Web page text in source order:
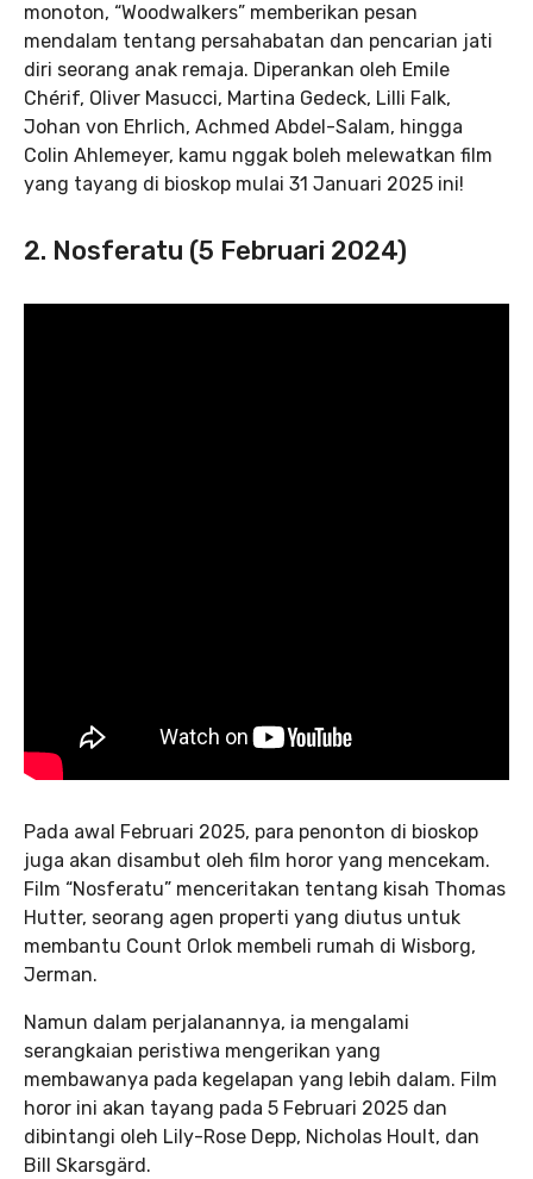
monoton, “Woodwalkers” memberikan pesan
mendalam tentang persahabatan dan pencarian jati
diri seorang anak remaja. Diperankan oleh Emile
Chérif, Oliver Masucci, Martina Gedeck, Lilli Falk,
Johan von Ehrlich, Achmed Abdel-Salam, hingga
Colin Ahlemeyer, kamu nggak boleh melewatkan film
yang tayang di bioskop mulai 31 Januari 2025 ini!
2. Nosferatu (5 Februari 2024)
Pada awal Februari 2025, para penonton di bioskop
juga akan disambut oleh film horor yang mencekam.
Film “Nosferatu” menceritakan tentang kisah Thomas
Hutter, seorang agen properti yang diutus untuk
membantu Count Orlok membeli rumah di Wisborg,
Jerman.
Namun dalam perjalanannya, ia mengalami
serangkaian peristiwa mengerikan yang
membawanya pada kegelapan yang lebih dalam. Film
horor ini akan tayang pada 5 Februari 2025 dan
dibintangi oleh Lily-Rose Depp, Nicholas Hoult, dan
Bill Skarsgärd.